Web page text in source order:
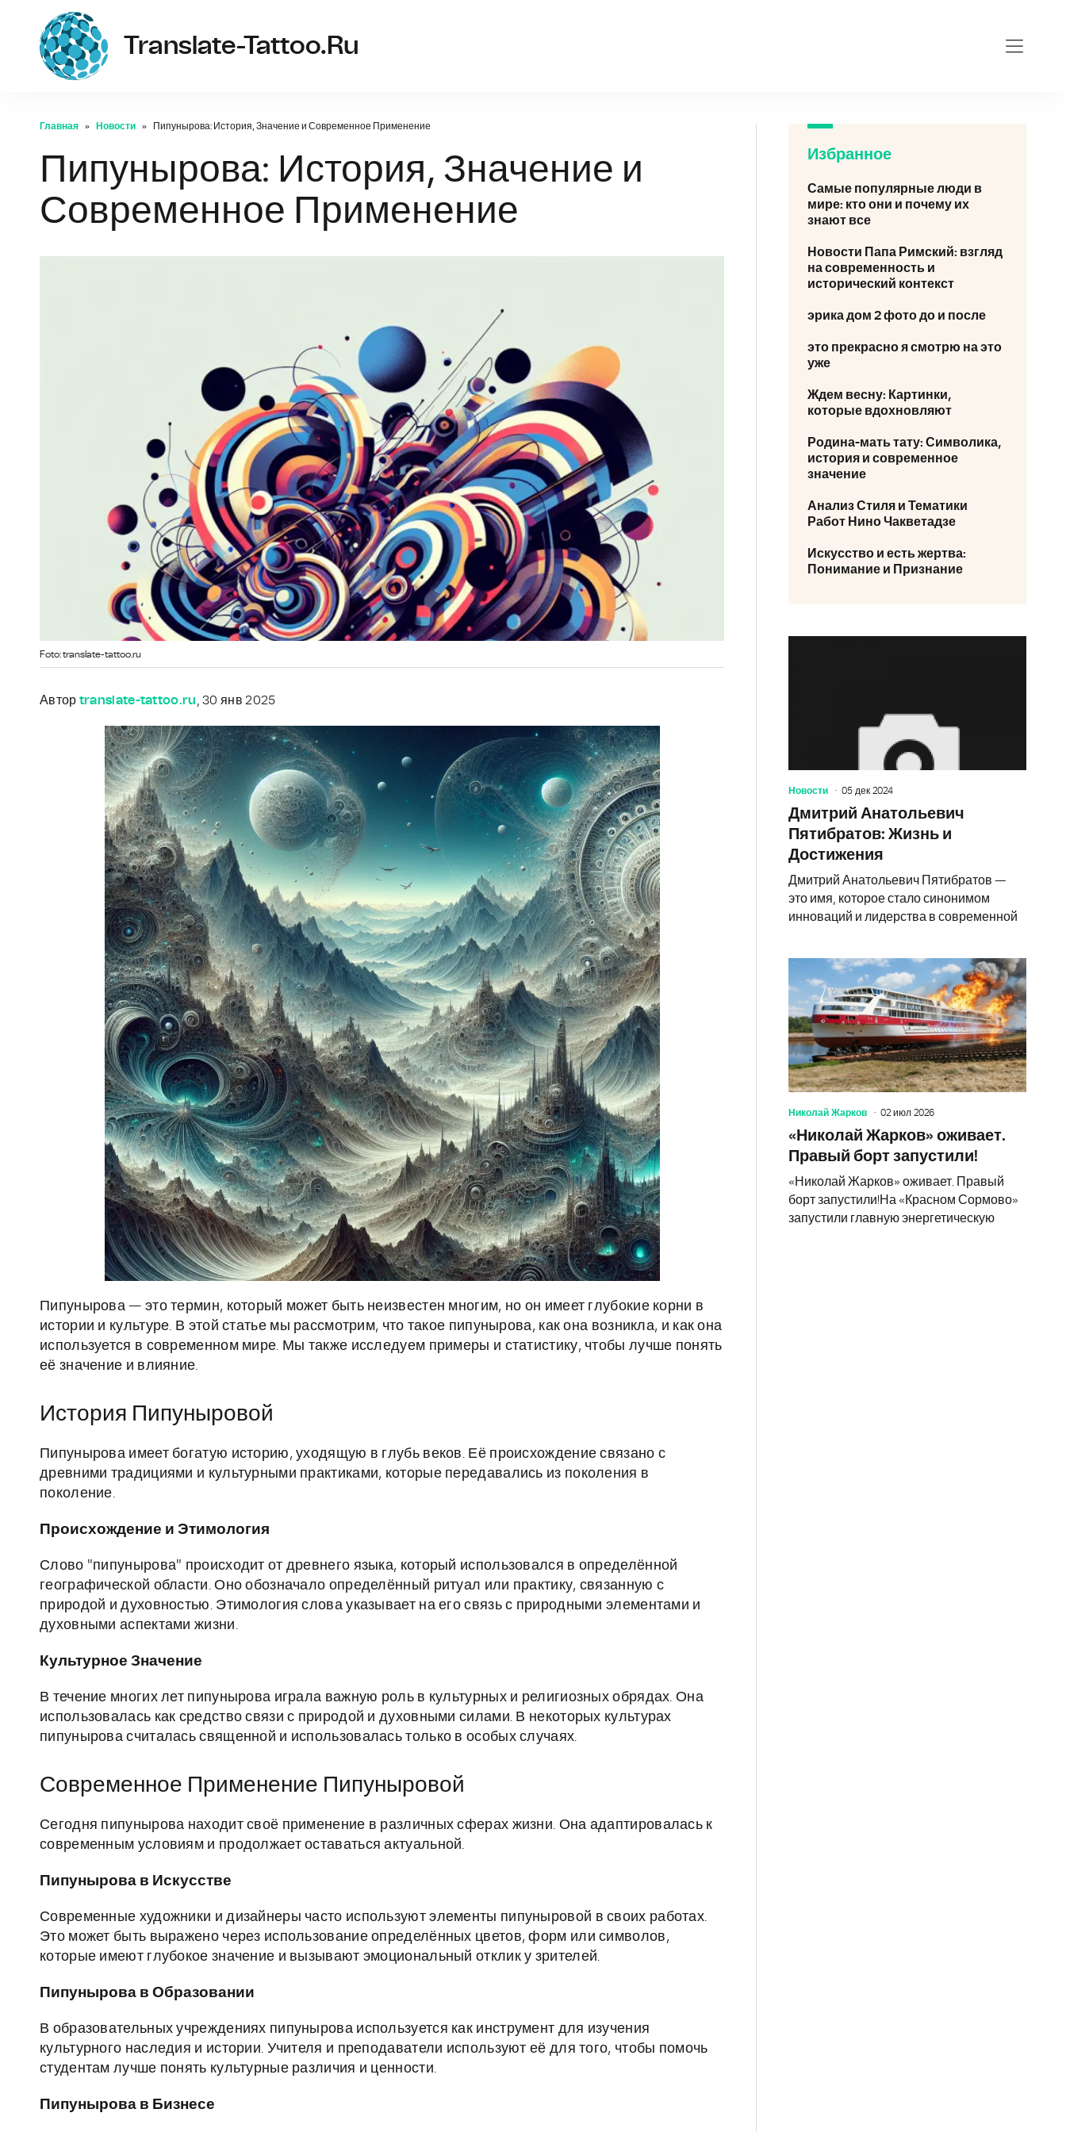
Translate-Tattoo.ru
Главная Новости Пипунырова: История, Значение и Современное Применение
Пипунырова: История, Значение и
Современное Применение
Foto: translate-tattoo.ru
Автор translate-tattoo.ru, 30 янв 2025
Пипунырова — это термин, который может быть неизвестен многим, но он имеет глубокие корни в
истории и культуре. В этой статье мы рассмотрим, что такое пипунырова, как она возникла, и как она
используется в современном мире. Мы также исследуем примеры и статистику, чтобы лучше понять
её значение и влияние.
История Пипуныровой
Пипунырова имеет богатую историю, уходящую в глубь веков. Её происхождение связано с
древними традициями и культурными практиками, которые передавались из поколения в
поколение.
Происхождение и Этимология
Слово "пипунырова" происходит от древнего языка, который использовался в определённой
географической области. Оно обозначало определённый ритуал или практику, связанную с
природой и духовностью. Этимология слова указывает на его связь с природными элементами и
духовными аспектами жизни.
Культурное Значение
В течение многих лет пипунырова играла важную роль в культурных и религиозных обрядах. Она
использовалась как средство связи с природой и духовными силами. В некоторых культурах
пипунырова считалась священной и использовалась только в особых случаях.
Современное Применение Пипуныровой
Сегодня пипунырова находит своё применение в различных сферах жизни. Она адаптировалась к
современным условиям и продолжает оставаться актуальной.
Пипунырова в Искусстве
Современные художники и дизайнеры часто используют элементы пипуныровой в своих работах.
Это может быть выражено через использование определённых цветов, форм или символов,
которые имеют глубокое значение и вызывают эмоциональный отклик у зрителей.
Пипунырова в Образовании
В образовательных учреждениях пипунырова используется как инструмент для изучения
культурного наследия и истории. Учителя и преподаватели используют её для того, чтобы помочь
студентам лучше понять культурные различия и ценности.
Пипунырова в Бизнесе
Избранное
Самые популярные люди в
мире: кто они и почему их
знают все
Новости Папа Римский: взгляд
на современность и
исторический контекст
эрика дом 2 фото до и после
это прекрасно я смотрю на это
уже
Ждем весну: Картинки,
которые вдохновляют
Родина-мать тату: Символика,
история и современное
значение
Анализ Стиля и Тематики
Работ Нино Чакветадзе
Искусство и есть жертва:
Понимание и Признание
Новости 05 дек 2024
Дмитрий Анатольевич
Пятибратов: Жизнь и
Достижения
Дмитрий Анатольевич Пятибратов —
это имя, которое стало синонимом
инноваций и лидерства в современной
Николай Жарков 02 июл 2026
«Николай Жарков» оживает.
Правый борт запустили!
«Николай Жарков» оживает. Правый
борт запустили!На «Красном Сормово»
запустили главную энергетическую